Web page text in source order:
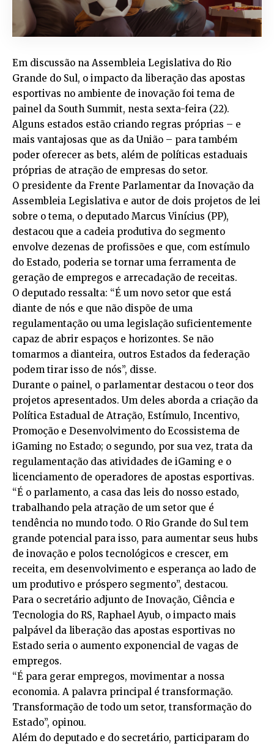
Em discussão na Assembleia Legislativa do Rio
Grande do Sul, o impacto da liberação das apostas
esportivas no ambiente de inovação foi tema de
painel da South Summit, nesta sexta-feira (22).
Alguns estados estão criando regras próprias – e
mais vantajosas que as da União – para também
poder oferecer as bets, além de políticas estaduais
próprias de atração de empresas do setor.
O presidente da Frente Parlamentar da Inovação da
Assembleia Legislativa e autor de dois projetos de lei
sobre o tema, o deputado Marcus Vinícius (PP),
destacou que a cadeia produtiva do segmento
envolve dezenas de profissões e que, com estímulo
do Estado, poderia se tornar uma ferramenta de
geração de empregos e arrecadação de receitas.
O deputado ressalta: “É um novo setor que está
diante de nós e que não dispõe de uma
regulamentação ou uma legislação suficientemente
capaz de abrir espaços e horizontes. Se não
tomarmos a dianteira, outros Estados da federação
podem tirar isso de nós”, disse.
Durante o painel, o parlamentar destacou o teor dos
projetos apresentados. Um deles aborda a criação da
Política Estadual de Atração, Estímulo, Incentivo,
Promoção e Desenvolvimento do Ecossistema de
iGaming no Estado; o segundo, por sua vez, trata da
regulamentação das atividades de iGaming e o
licenciamento de operadores de apostas esportivas.
“É o parlamento, a casa das leis do nosso estado,
trabalhando pela atração de um setor que é
tendência no mundo todo. O Rio Grande do Sul tem
grande potencial para isso, para aumentar seus hubs
de inovação e polos tecnológicos e crescer, em
receita, em desenvolvimento e esperança ao lado de
um produtivo e próspero segmento”, destacou.
Para o secretário adjunto de Inovação, Ciência e
Tecnologia do RS, Raphael Ayub, o impacto mais
palpável da liberação das apostas esportivas no
Estado seria o aumento exponencial de vagas de
empregos.
“É para gerar empregos, movimentar a nossa
economia. A palavra principal é transformação.
Transformação de todo um setor, transformação do
Estado”, opinou.
Além do deputado e do secretário, participaram do